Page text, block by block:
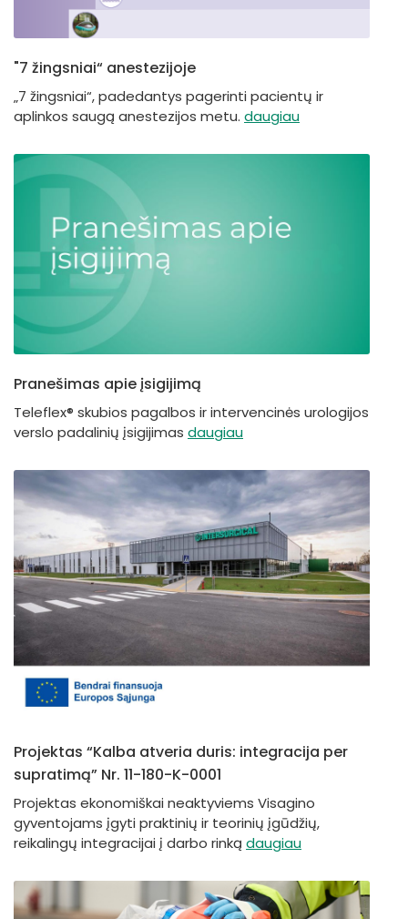
"7 žingsniai“ anestezijoje
„7 žingsniai“, padedantys pagerinti pacientų ir
aplinkos saugą anestezijos metu. daugiau
Pranešimas apie įsigijimą
Teleflex® skubios pagalbos ir intervencinės urologijos
verslo padalinių įsigijimas daugiau
Projektas “Kalba atveria duris: integracija per
supratimą” Nr. 11-180-K-0001
Projektas ekonomiškai neaktyviems Visagino
gyventojams įgyti praktinių ir teorinių įgūdžių,
reikalingų integracijai į darbo rinką daugiau